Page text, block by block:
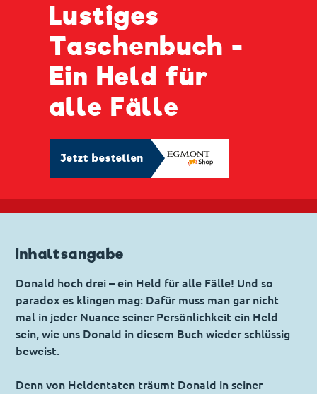
Lustiges
Taschenbuch -
Ein Held für
alle Fälle
Jetzt bestellen
Inhaltsangabe
Donald hoch drei – ein Held für alle Fälle! Und so
paradox es klingen mag: Dafür muss man gar nicht
mal in jeder Nuance seiner Persönlichkeit ein Held
sein, wie uns Donald in diesem Buch wieder schlüssig
beweist.
Denn von Heldentaten träumt Donald in seiner